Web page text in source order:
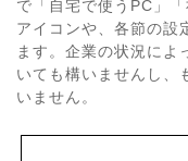
で「自宅で使うPC」
アイコンや、各節の設
ます。企業の状況によ
いても構いませんし、
いません。